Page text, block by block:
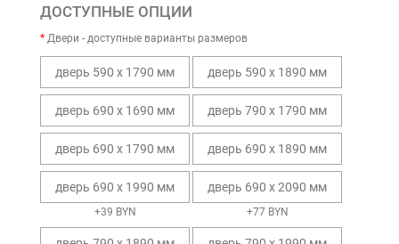
ДОСТУПНЫЕ ОПЦИИ
Двери - доступные варианты размеров
дверь 590 х 1790 мм дверь 590 х 1890 мм
дверь 690 х 1690 мм дверь 790 х 1790 мм
дверь 690 х 1790 мм дверь 690 х 1890 мм
дверь 690 х 1990 мм
+39 BYN
дверь 690 х 2090 мм
+77 BYN